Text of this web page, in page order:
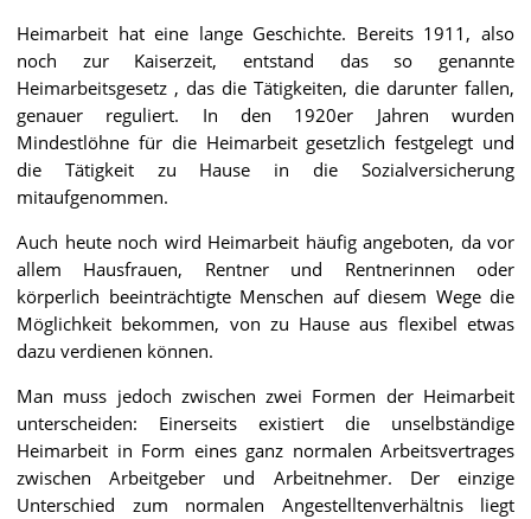
Heimarbeit hat eine lange Geschichte. Bereits 1911, also
noch zur Kaiserzeit, entstand das so genannte
Heimarbeitsgesetz , das die Tätigkeiten, die darunter fallen,
genauer reguliert. In den 1920er Jahren wurden
Mindestlöhne für die Heimarbeit gesetzlich festgelegt und
die Tätigkeit zu Hause in die Sozialversicherung
mitaufgenommen.
Auch heute noch wird Heimarbeit häufig angeboten, da vor
allem Hausfrauen, Rentner und Rentnerinnen oder
körperlich beeinträchtigte Menschen auf diesem Wege die
Möglichkeit bekommen, von zu Hause aus flexibel etwas
dazu verdienen können.
Man muss jedoch zwischen zwei Formen der Heimarbeit
unterscheiden: Einerseits existiert die unselbständige
Heimarbeit in Form eines ganz normalen Arbeitsvertrages
zwischen Arbeitgeber und Arbeitnehmer. Der einzige
Unterschied zum normalen Angestelltenverhältnis liegt